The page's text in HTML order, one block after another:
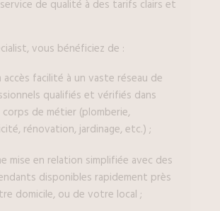
de qualité à des tarifs clairs et
vous bénéficiez de :
accès facilité à un vaste réseau de
qualifiés et vérifiés dans
de métier (plomberie,
rénovation, jardinage, etc.) ;
mise en relation simplifiée avec des
disponibles rapidement près
domicile, ou de votre local ;